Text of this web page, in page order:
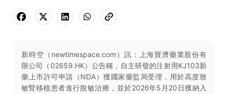
新時空（newtimespace.com）訊：上海寶濟藥業股份有
限公司（02659.HK）公告稱，自主研發的注射用KJ103新
藥上市許可申請（NDA）獲國家藥監局受理，用於高度致
敏腎移植患者進行脫敏治療，並於2026年5月20日獲納入